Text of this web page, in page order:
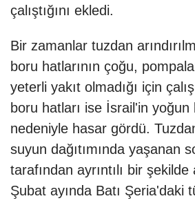
çalıştığını ekledi.
Bir zamanlar tuzdan
boru hatlarının çoğu,
yeterli yakıt olmadığı için
boru hatları ise İsrail'in yoğun
nedeniyle hasar gördü. Tuzdan
suyun dağıtımında yaşanan
tarafından ayrıntılı bir şekilde
Şubat ayında Batı Şeria'daki